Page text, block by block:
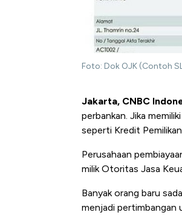
Foto: Dok OJK (Contoh
Jakarta, CNBC
perbankan. Jika
seperti Kredit
Perusahaan
milik Otoritas Jasa
Banyak orang baru
menjadi pertimbangan